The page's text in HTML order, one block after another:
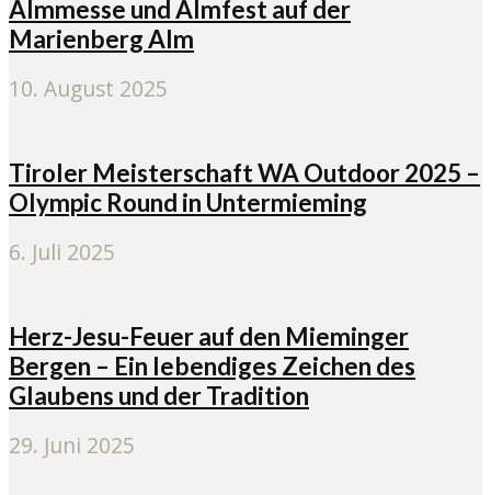
Almmesse und Almfest auf der
Marienberg Alm
10. August 2025
Tiroler Meisterschaft WA Outdoor 2025 –
Olympic Round in Untermieming
6. Juli 2025
Herz-Jesu-Feuer auf den Mieminger
Bergen – Ein lebendiges Zeichen des
Glaubens und der Tradition
29. Juni 2025